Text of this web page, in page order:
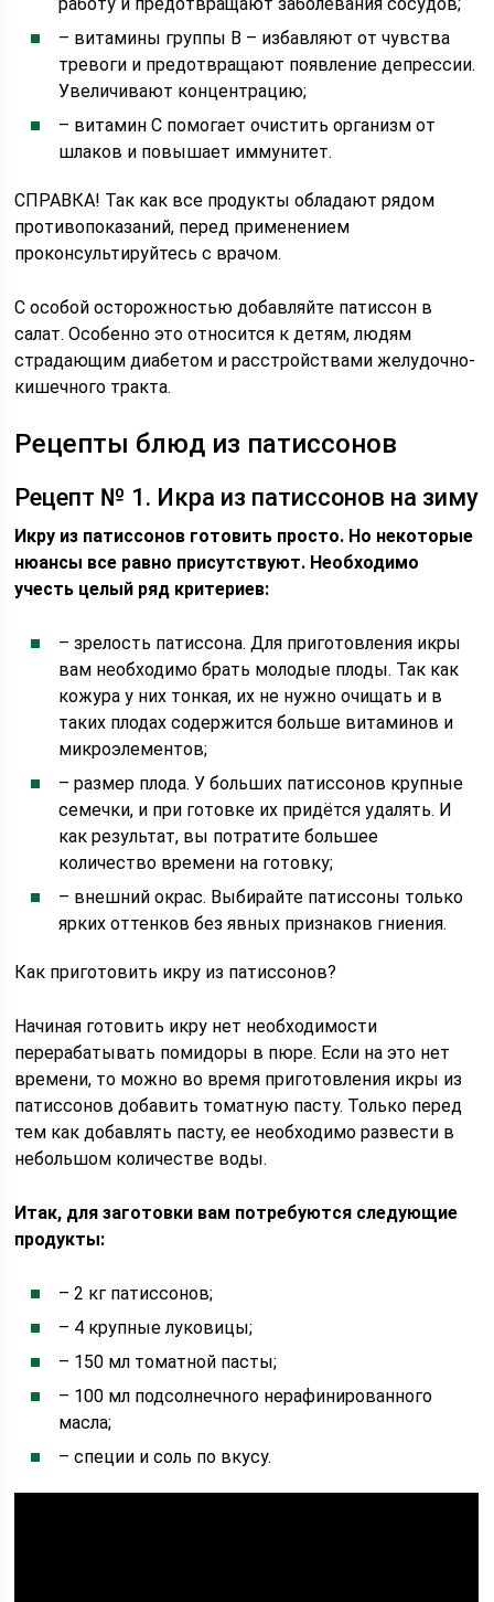
– витамины группы В – избавляют от чувства
тревоги и предотвращают появление депрессии.
Увеличивают концентрацию;
– витамин С помогает очистить организм от
шлаков и повышает иммунитет.
СПРАВКА! Так как все продукты обладают рядом
противопоказаний, перед применением
проконсультируйтесь с врачом.
С особой осторожностью добавляйте патиссон в
салат. Особенно это относится к детям, людям
страдающим диабетом и расстройствами желудочно-
кишечного тракта.
Рецепты блюд из патиссонов
Рецепт № 1. Икра из патиссонов на зиму
Икру из патиссонов готовить просто. Но некоторые
нюансы все равно присутствуют. Необходимо
учесть целый ряд критериев:
– зрелость патиссона. Для приготовления икры
вам необходимо брать молодые плоды. Так как
кожура у них тонкая, их не нужно очищать и в
таких плодах содержится больше витаминов и
микроэлементов;
– размер плода. У больших патиссонов крупные
семечки, и при готовке их придётся удалять. И
как результат, вы потратите большее
количество времени на готовку;
– внешний окрас. Выбирайте патиссоны только
ярких оттенков без явных признаков гниения.
Как приготовить икру из патиссонов?
Начиная готовить икру нет необходимости
перерабатывать помидоры в пюре. Если на это нет
времени, то можно во время приготовления икры из
патиссонов добавить томатную пасту. Только перед
тем как добавлять пасту, ее необходимо развести в
небольшом количестве воды.
Итак, для заготовки вам потребуются следующие
продукты:
– 2 кг патиссонов;
– 4 крупные луковицы;
– 150 мл томатной пасты;
– 100 мл подсолнечного нерафинированного
масла;
– специи и соль по вкусу.